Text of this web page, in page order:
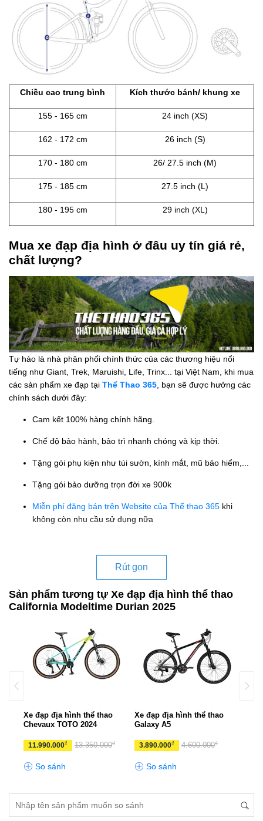
Chiều cao trung bình Kích thước bánh/ khung xe
155 - 165 cm 24 inch (XS)
162 - 172 cm 26 inch (S)
170 - 180 cm 26/ 27.5 inch (M)
175 - 185 cm 27.5 inch (L)
180 - 195 cm 29 inch (XL)
Mua xe đạp địa hình ở đâu uy tín giá rẻ,
chất lượng?
Tự hào là nhà phân phối chính thức của các thương hiệu nổi
tiếng như Giant, Trek, Maruishi, Life, Trinx... tại Việt Nam, khi mua
các sản phẩm xe đạp tại Thể Thao 365, bạn sẽ được hưởng các
chính sách dưới đây:
Cam kết 100% hàng chính hãng.
Chế độ bảo hành, bảo trì nhanh chóng và kịp thời.
Tặng gói phụ kiện như túi sườn, kính mắt, mũ bảo hiểm,...
Tặng gói bảo dưỡng trọn đời xe 900k
Miễn phí đăng bán trên Website của Thể thao 365 khi
không còn nhu cầu sử dụng nữa
Rút gọn
Sản phẩm tương tự Xe đạp địa hình thể thao
California Modeltime Durian 2025
Xe đạp địa hình thể thao
Chevaux TOTO 2024
11.990.000₫ 13.350.000₫
So sánh
Xe đạp địa hình thể thao
Galaxy A5
3.890.000₫ 4.600.000₫
So sánh